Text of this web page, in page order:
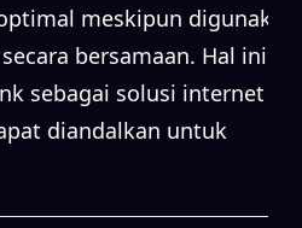
meskipun digunakan
bersamaan. Hal ini
sebagai solusi internet
diandalkan untuk